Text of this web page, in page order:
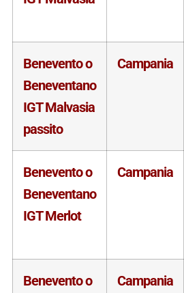
Benevento o
Beneventano
IGT Malvasia
passito
Campania
Benevento o
Beneventano
IGT Merlot
Campania
Benevento o
Campania